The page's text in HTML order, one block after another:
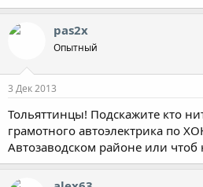
pas2x
Опытный
3 Дек 2013
Тольяттинцы! Подскажите кто
грамотного автоэлектрика по
Автозаводском районе или чтоб